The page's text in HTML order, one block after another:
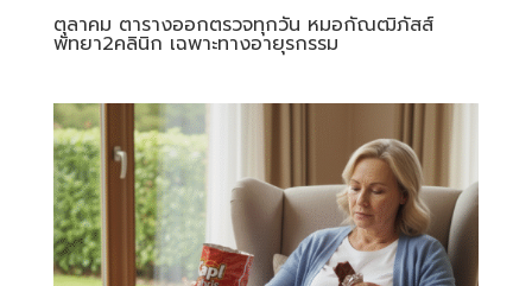
ตุลาคม ตารางออกตรวจทุกวัน หมอกัณฒิภัสส์
พัทยา2คลินิก เฉพาะทางอายุรกรรม